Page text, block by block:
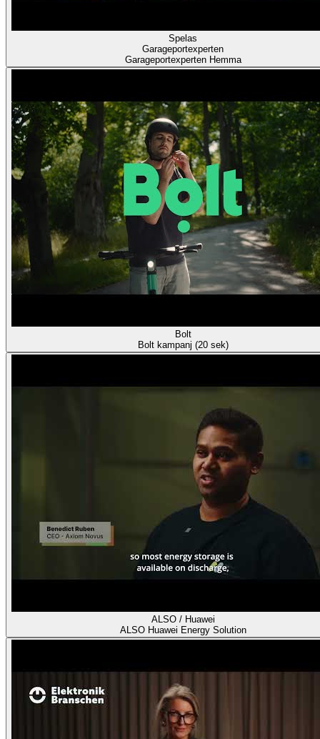
Spelas
Garageportexperten
Garageportexperten Hemma
Bolt
Bolt kampanj (20 sek)
ALSO / Huawei
ALSO Huawei Energy Solution